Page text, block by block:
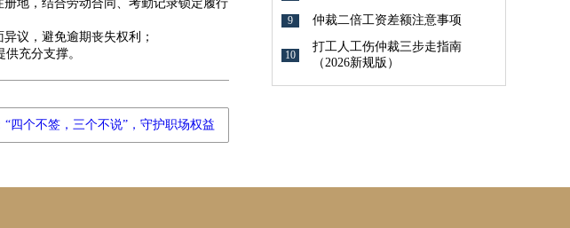
地，结合劳动合同、考勤记录锁定履行
议，避免逾期丧失权利；
充分支撑。
四个不签，三个不说”，守护职场权益
9 仲裁二倍工资差额注意事项
10
打工人工伤仲裁三步走指南
（2026新规版）